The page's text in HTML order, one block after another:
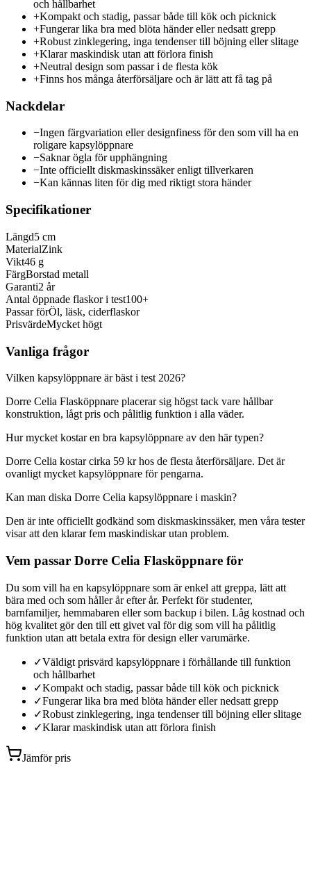
och hållbarhet
+Kompakt och stadig, passar både till kök och picknick
+Fungerar lika bra med blöta händer eller nedsatt grepp
+Robust zinklegering, inga tendenser till böjning eller slitage
+Klarar maskindisk utan att förlora finish
+Neutral design som passar i de flesta kök
+Finns hos många återförsäljare och är lätt att få tag på
Nackdelar
−Ingen färgvariation eller designfiness för den som vill ha en
roligare kapsylöppnare
−Saknar ögla för upphängning
−Inte officiellt diskmaskinssäker enligt tillverkaren
−Kan kännas liten för dig med riktigt stora händer
Specifikationer
Längd5 cm
MaterialZink
Vikt46 g
FärgBorstad metall
Garanti2 år
Antal öppnade flaskor i test100+
Passar förÖl, läsk, ciderflaskor
PrisvärdeMycket högt
Vanliga frågor
Vilken kapsylöppnare är bäst i test 2026?
Dorre Celia Flasköppnare placerar sig högst tack vare hållbar
konstruktion, lågt pris och pålitlig funktion i alla väder.
Hur mycket kostar en bra kapsylöppnare av den här typen?
Dorre Celia kostar cirka 59 kr hos de flesta återförsäljare. Det är
ovanligt mycket kapsylöppnare för pengarna.
Kan man diska Dorre Celia kapsylöppnare i maskin?
Den är inte officiellt godkänd som diskmaskinssäker, men våra tester
visar att den klarar fem maskindiskar utan problem.
Vem passar Dorre Celia Flasköppnare för
Du som vill ha en kapsylöppnare som är enkel att greppa, lätt att
bära med och som håller år efter år. Perfekt för studenter,
barnfamiljer, hemmabaren eller som backup i bilen. Låg kostnad och
hög kvalitet gör den till ett givet val för dig som vill ha pålitlig
funktion utan att betala extra för design eller varumärke.
✓Väldigt prisvärd kapsylöppnare i förhållande till funktion
och hållbarhet
✓Kompakt och stadig, passar både till kök och picknick
✓Fungerar lika bra med blöta händer eller nedsatt grepp
✓Robust zinklegering, inga tendenser till böjning eller slitage
✓Klarar maskindisk utan att förlora finish
Jämför pris